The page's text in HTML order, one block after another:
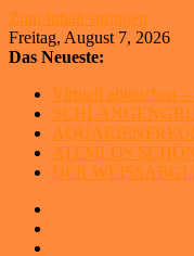
Zum Inhalt springen
Freitag, August 7, 2026
Das Neueste:
Virtuell abtauchen
ATEMLOS
DER